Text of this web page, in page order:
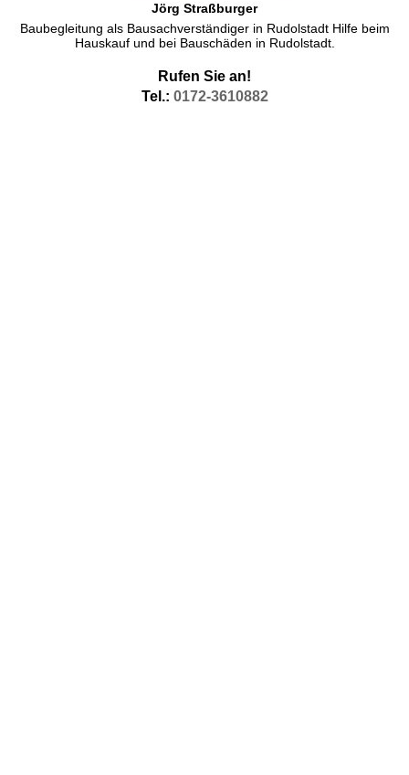
Jörg Straßburger
Baubegleitung als Bausachverständiger in Rudolstadt Hilfe beim
Hauskauf und bei Bauschäden in Rudolstadt.
Rufen Sie an!
Tel.: 0172-3610882